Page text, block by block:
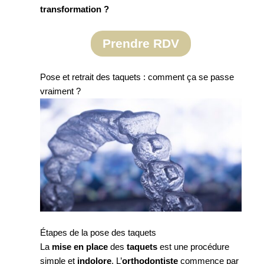
transformation ?
Prendre RDV
Pose et retrait des taquets : comment ça se passe
vraiment ?
Étapes de la pose des taquets
La mise en placedes taquetsest une procédure
simple et indolore. L’orthodontistecommence par